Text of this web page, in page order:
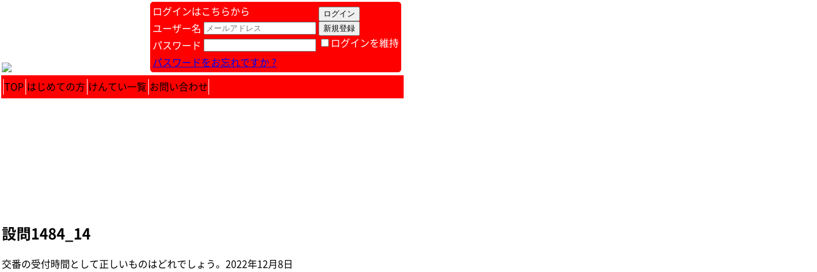
ログインはこちらから
ログインを維持
ユーザー名
パスワード
パスワードをお忘れですか ?
TOP はじめての方 けんてい一覧 お問い合わせ
設問1484_14
交番の受付時間として正しいものはどれでしょう。 2022年12月8日